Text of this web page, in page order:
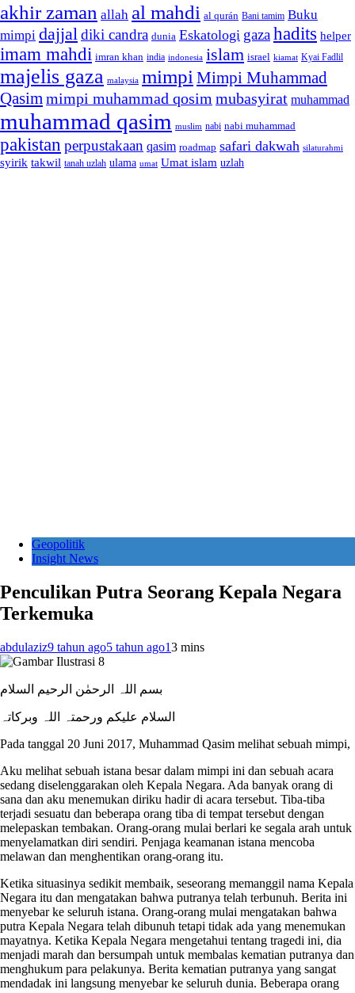
akhir zaman allah al mahdi al qurán Bani tamim Buku
mimpi dajjal diki candra dunia Eskatologi gazahadits helper
imam mahdi imran khan india indonesia islam israel kiamat Kyai Fadlil
majelis gaza malaysia mimpi Mimpi Muhammad
Qasim mimpi muhammad qosim mubasyirat muhammad
muhammad qasim muslim nabi nabi muhammad
pakistan perpustakaan qasim roadmap safari dakwah silaturahmi
syirik takwil tanah uzlah ulama umat Umat islam uzlah
Geopolitik
Insight News
Penculikan Putra Seorang Kepala Negara
Terkemuka
abdulaziz9 tahun ago5 tahun ago13 mins
بسم اللہ الرحمٰن الرحیم السلام
السلام علیکم ورحمتہ اللہ وبرکاتہ
Pada tanggal 20 Juni 2017, Muhammad Qasim melihat sebuah mimpi,
Aku melihat sebuah istana besar dalam mimpi ini dan sebuah acara
sedang diselenggarakan oleh Kepala Negara. Ada banyak orang di
sana dan aku menemukan diriku hadir di acara tersebut. Tiba-tiba
terjadi sesuatu dan beberapa orang tiba di tempat tersebut dengan
melepaskan tembakan. Orang-orang mulai berlari ke segala arah untuk
menyelamatkan diri sendiri. Penjaga keamanan istana mencoba
melawan dan menghentikan orang-orang itu.
Ketika situasinya sedikit membaik, seseorang memanggil nama Kepala
Negara itu dan mengatakan bahwa putranya telah terbunuh. Berita ini
menyebar ke seluruh istana. Orang-orang mulai mengatakan bahwa
putra Kepala Negara telah dibunuh tetapi tidak ada yang menemukan
mayatnya. Ketika Kepala Negara mengetahui tentang tragedi ini, dia
menjadi marah dan bersumpah untuk membalas kematian putranya dan
menghukum para pelakunya. Berita kematian putranya yang sangat
mendadak ini langsung menyebar ke seluruh dunia. Beberapa orang